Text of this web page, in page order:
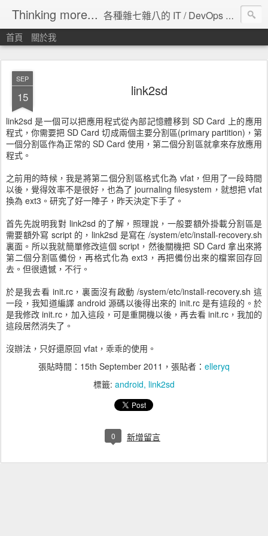
Thinking more... 各種雜七雜八的 IT / DevOps 工具 / 程式設計 / 雲端服務分享。
首頁 關於我
SEP
15 link2sd
link2sd 是一個可以把應用程式從內部記憶體移到 SD Card 上的應用
程式，你需要把 SD Card 切成兩個主要分割區(primary partition)，第
一個分割區作為正常的 SD Card 使用，第二個分割區就拿來存放應用
程式。
之前用的時候，我是將第二個分割區格式化為 vfat，但用了一段時間
以後，覺得效率不是很好，也為了 journaling filesystem，就想把 vfat
換為 ext3。研究了好一陣子，昨天決定下手了。
首先先說明我對 link2sd 的了解，照理說，一般要額外掛載分割區是
需要額外寫 script 的，link2sd 是寫在 /system/etc/install-recovery.sh
裏面。所以我就簡單修改這個 script，然後關機把 SD Card 拿出來將
第二個分割區備份，再格式化為 ext3，再把備份出來的檔案回存回
去。但很遺憾，不行。
於是我去看 init.rc，裏面沒有啟動 /system/etc/install-recovery.sh 這
一段，我知道編譯 android 源碼以後得出來的 init.rc 是有這段的。於
是我修改 init.rc，加入這段，可是重開機以後，再去看 init.rc，我加的
這段居然消失了。
沒辦法，只好還原回 vfat，乖乖的使用。
張貼時間： 15th September 2011 ，張貼者： elleryq
標籤: android link2sd
0 新增留言